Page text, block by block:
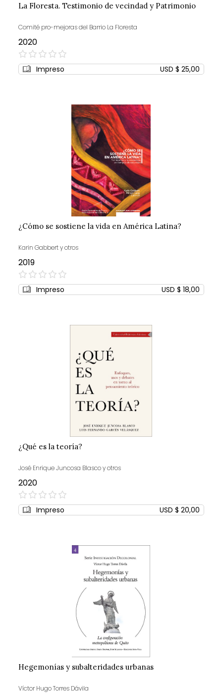
La Floresta. Testimonio de vecindad y Patrimonio
Comité pro-mejoras del Barrio La Floresta
2020
0%
Impreso USD $ 25,00
¿Cómo se sostiene la vida en América Latina?
Karin Gabbert y otros
2019
0%
Impreso USD $ 18,00
¿Qué es la teoría?
José Enrique Juncosa Blasco y otros
2020
0%
Impreso USD $ 20,00
Hegemonías y subalteridades urbanas
Víctor Hugo Torres Dávila